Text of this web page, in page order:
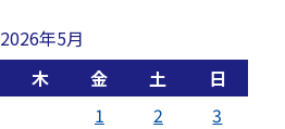
2026年5月
木 金 土
日
1
2
3